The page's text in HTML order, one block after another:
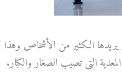
يريدها الكثير من الأشخاص
التى تصيب الصغار والكبار.